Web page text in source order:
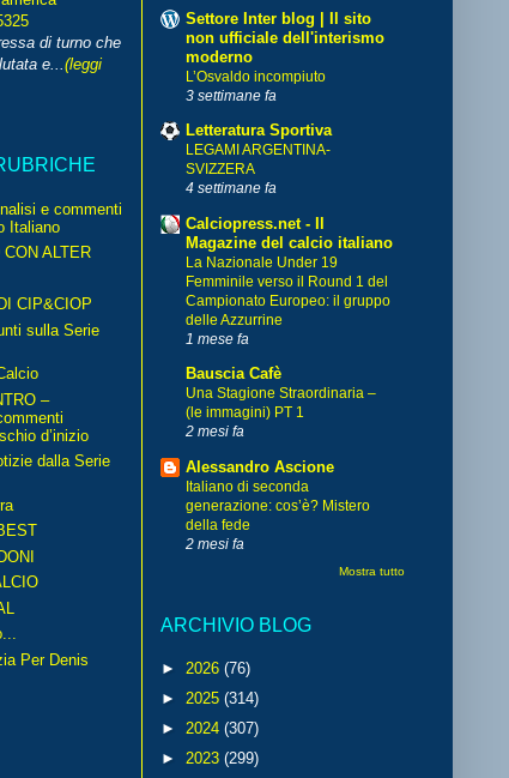
di turno che
e...(leggi
e commenti
Italiano
ALTER
CIP&CIOP
sulla Serie
–
d’inizio
dalla Serie
Per Denis
Settore Inter blog | Il sito
non ufficiale dell'interismo
moderno
L’Osvaldo incompiuto
3 settimane fa
Letteratura Sportiva
LEGAMI ARGENTINA-
SVIZZERA
4 settimane fa
Calciopress.net - Il
Magazine del calcio italiano
La Nazionale Under 19
Femminile verso il Round 1 del
Campionato Europeo: il gruppo
delle Azzurrine
1 mese fa
Bauscia Cafè
Una Stagione Straordinaria –
(le immagini) PT 1
2 mesi fa
Alessandro Ascione
Italiano di seconda
generazione: cos’è? Mistero
della fede
2 mesi fa
Mostra tutto
ARCHIVIO BLOG
► 2026 (76)
► 2025 (314)
► 2024 (307)
► 2023 (299)